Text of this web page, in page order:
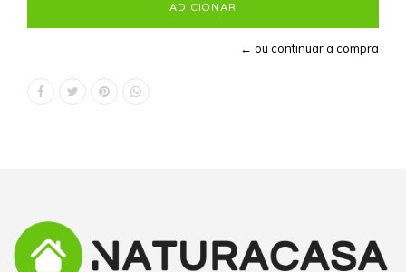
← ou continuar a compra